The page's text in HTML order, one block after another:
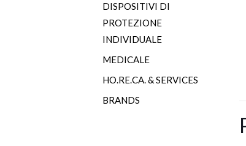
DISPOSITIVI DI
PROTEZIONE
INDIVIDUALE
MEDICALE
HO.RE.CA. & SERVICES
BRANDS